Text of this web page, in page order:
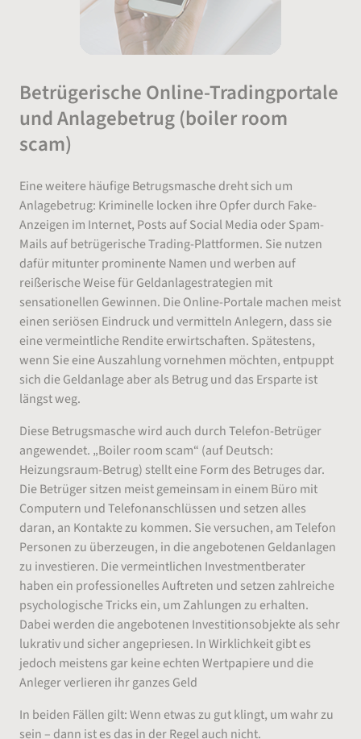
Betrügerische Online-Tradingportale
und Anlagebetrug (boiler room
scam)
Eine weitere häufige Betrugsmasche dreht sich um
Anlagebetrug: Kriminelle locken ihre Opfer durch Fake-
Anzeigen im Internet, Posts auf Social Media oder Spam-
Mails auf betrügerische Trading-Plattformen. Sie nutzen
dafür mitunter prominente Namen und werben auf
reißerische Weise für Geldanlagestrategien mit
sensationellen Gewinnen. Die Online-Portale machen meist
einen seriösen Eindruck und vermitteln Anlegern, dass sie
eine vermeintliche Rendite erwirtschaften. Spätestens,
wenn Sie eine Auszahlung vornehmen möchten, entpuppt
sich die Geldanlage aber als Betrug und das Ersparte ist
längst weg.
Diese Betrugsmasche wird auch durch Telefon-Betrüger
angewendet. „Boiler room scam“ (auf Deutsch:
Heizungsraum-Betrug) stellt eine Form des Betruges dar.
Die Betrüger sitzen meist gemeinsam in einem Büro mit
Computern und Telefonanschlüssen und setzen alles
daran, an Kontakte zu kommen. Sie versuchen, am Telefon
Personen zu überzeugen, in die angebotenen Geldanlagen
zu investieren. Die vermeintlichen Investmentberater
haben ein professionelles Auftreten und setzen zahlreiche
psychologische Tricks ein, um Zahlungen zu erhalten.
Dabei werden die angebotenen Investitionsobjekte als sehr
lukrativ und sicher angepriesen. In Wirklichkeit gibt es
jedoch meistens gar keine echten Wertpapiere und die
Anleger verlieren ihr ganzes Geld
In beiden Fällen gilt: Wenn etwas zu gut klingt, um wahr zu
sein – dann ist es das in der Regel auch nicht.